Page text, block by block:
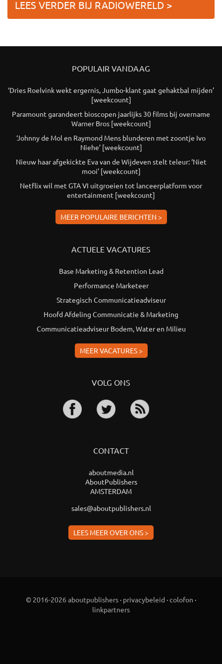
LEES VERDER BIJ RADIOWERELD >
POPULAIR VANDAAG
‘Dries Roelvink wekt ergernis, Jumbo-klant gaat gehaktbal mijden’
[weekcount]
Paramount garandeert bioscopen jaarlijks 30 films bij overname
Warner Bros [weekcount]
‘Johnny de Mol en Raymond Mens blunderen met zoontje Ivo
Niehe’ [weekcount]
Nieuw haar afgekickte Eva van de Wijdeven stelt teleur: ‘Niet
mooi’ [weekcount]
Netflix wil met GTA VI uitgroeien tot lanceerplatform voor
entertainment [weekcount]
MEER POPULAIRE BERICHTEN >
ACTUELE VACATURES
Base Marketing & Retention Lead
Performance Marketeer
Strategisch Communicatieadviseur
Hoofd Afdeling Communicatie & Marketing
Communicatieadviseur Bodem, Water en Milieu
MEER VACATURES >
VOLG ONS
CONTACT
aboutmedia.nl
AboutPublishers
AMSTERDAM
sales@aboutpublishers.nl
LEES MEER OVER ONS >
© 2016-2026 aboutpublishers · privacybeleid ·colofon ·
linkpartners